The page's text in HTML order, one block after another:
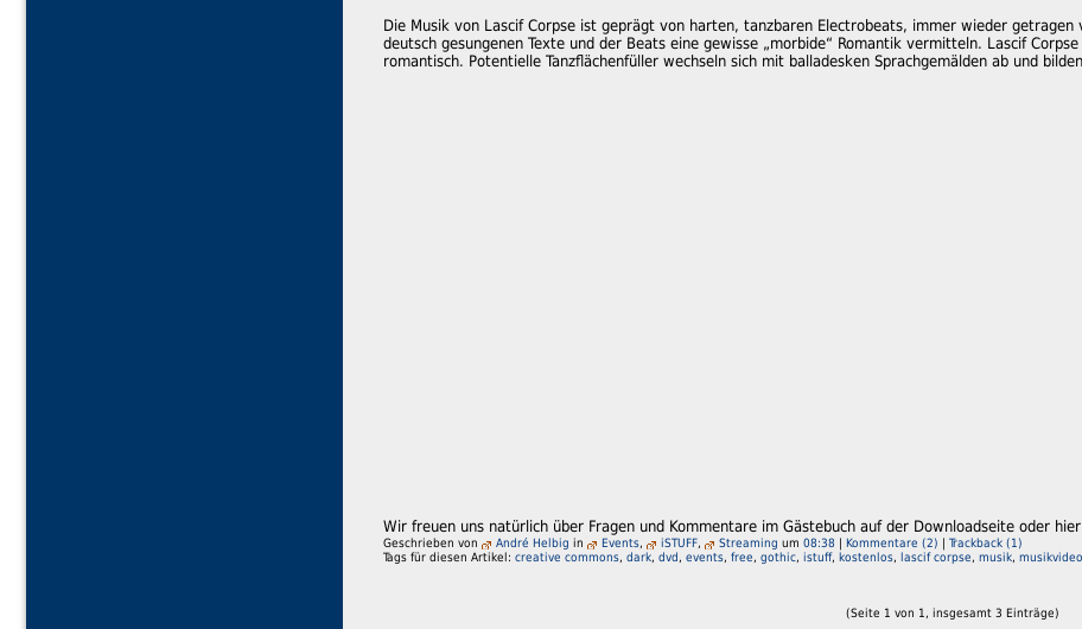
Die Musik von Lascif Corpse ist geprägt von harten, tanzbaren Electrobeats, immer wieder
deutsch gesungenen Texte und der Beats eine gewisse „morbide“ Romantik vermitteln. Lascif
romantisch. Potentielle Tanzflächenfüller wechseln sich mit balladesken Sprachgemälden ab und
Wir freuen uns natürlich über Fragen und Kommentare im Gästebuch auf der Downloadseite oder
Geschrieben von André Helbig in Events, iSTUFF, Streaming um 08:38 | Kommentare (2) | Trackback (1)
Tags für diesen Artikel: creative commons, dark, dvd, events, free, gothic, istuff, kostenlos, lascif corpse, musik, musikvideo
(Seite 1 von 1, insgesamt 3 Einträge)